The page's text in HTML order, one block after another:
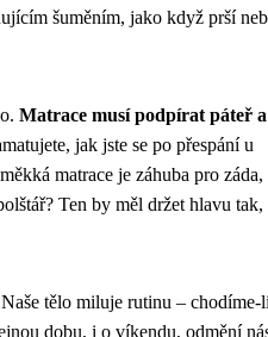
šuměním, jako když prší
Matrace musí podpírat páteř a
jak jste se po přespání u
matrace je záhuba pro záda,
Ten by měl držet hlavu tak,
tělo miluje rutinu – chodíme-
dobu, i o víkendu, odmění